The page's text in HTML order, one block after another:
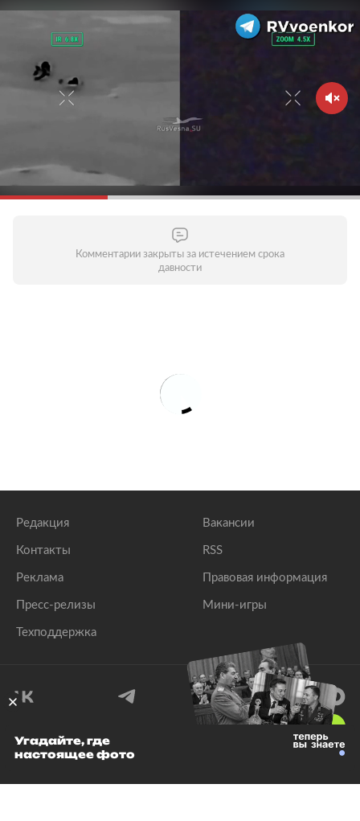
Комментарии закрыты за истечением срока
давности
Редакция
Контакты
Реклама
Пресс-релизы
Техподдержка
Вакансии
RSS
Правовая информация
Мини-игры
© 1999–2026 Все права защищены.
Угадайте, где
настоящее фото